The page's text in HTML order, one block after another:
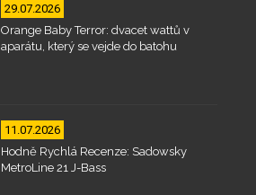
29.07.2026
Orange Baby Terror: dvacet wattů v
aparátu, který se vejde do batohu
11.07.2026
Hodně Rychlá Recenze: Sadowsky
MetroLine 21 J-Bass